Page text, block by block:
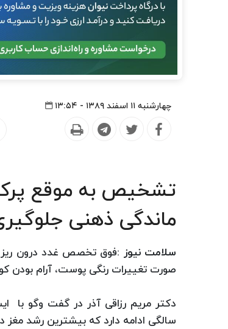
چهارشنبه ۱۱ اسفند ۱۳۸۹ - ۱۳:۵۴
تشخیص به موقع
ماندگی ذهنی
سلامت نیوز :فوق تخصص غدد درون ریز و
صورت تغییرات رنگی پوست، آرام
دکتر مریم رزاقی آذر در گفت وگو با
سالگی ادامه دارد که بیشترین رشد